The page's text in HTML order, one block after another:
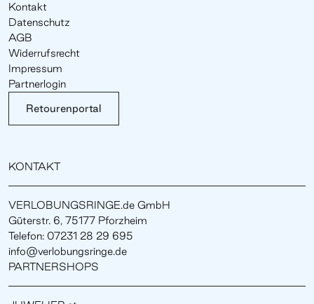
Kontakt
Datenschutz
AGB
Widerrufsrecht
Impressum
Partnerlogin
Retourenportal
KONTAKT
VERLOBUNGSRINGE.de GmbH
Güterstr. 6, 75177 Pforzheim
Telefon: 07231 28 29 695
info@verlobungsringe.de
PARTNERSHOPS